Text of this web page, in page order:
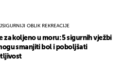
OBLIK REKREACIJE
za koljeno u moru: 5 sigurnih vježbi
smanjiti bol i poboljšati